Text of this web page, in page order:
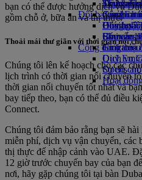
Thức
Đội bay của
Boeing
Emirates
Emirates
Dịch vụ
Sơ đồ
Đồ chơi
Các hoạt
Tính bền
doanh
Chính
Báo cáo
Cộng đồng của
Quỹ
Opens
Hoạt
Công cụ
Đăng
Trang
dụng
Hủy hoặc
Chuyến
Giới thiệu
bạn có thể được hưởng dịch vụ
gồm chỗ ở, bữa ăn và thị thực.
Thoải mái thư giãn với thời gian nối
Chúng tôi lên kế hoạch cho các
lịch trình có thời gian nối chuyến
thời gian nối chuyến tốt nhất và
bay tiếp theo, bạn có thể đủ điều
Connect.
Chúng tôi đảm bảo rằng bạn sẽ
miễn phí, dịch vụ vận chuyển, các
thị thực để nhập cảnh vào UAE.
12 giờ trước chuyến bay của bạn
nơi, hãy gặp chúng tôi tại bàn